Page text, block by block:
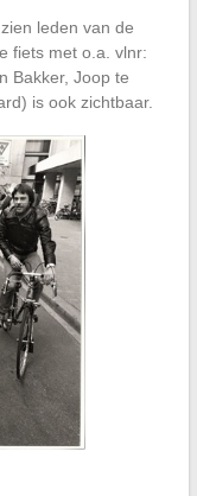
leden van de
fiets met o.a. vlnr:
Bakker, Joop te
is ook zichtbaar.